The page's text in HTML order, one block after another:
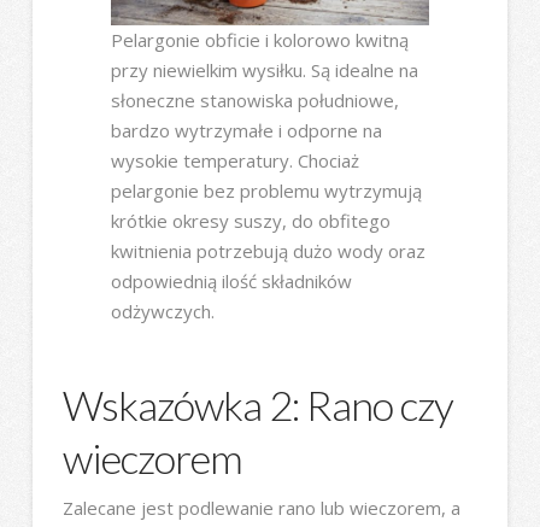
Pelargonie obficie i kolorowo kwitną
przy niewielkim wysiłku. Są idealne na
słoneczne stanowiska południowe,
bardzo wytrzymałe i odporne na
wysokie temperatury. Chociaż
pelargonie bez problemu wytrzymują
krótkie okresy suszy, do obfitego
kwitnienia potrzebują dużo wody oraz
odpowiednią ilość składników
odżywczych.
Wskazówka 2: Rano czy
wieczorem
Zalecane jest podlewanie rano lub wieczorem, a